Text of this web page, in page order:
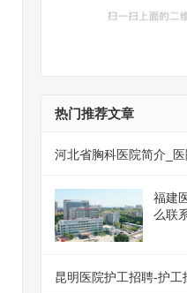
热门推荐文章
河北省胸科医院简介_
福建
么联
昆明医院护工招聘-护